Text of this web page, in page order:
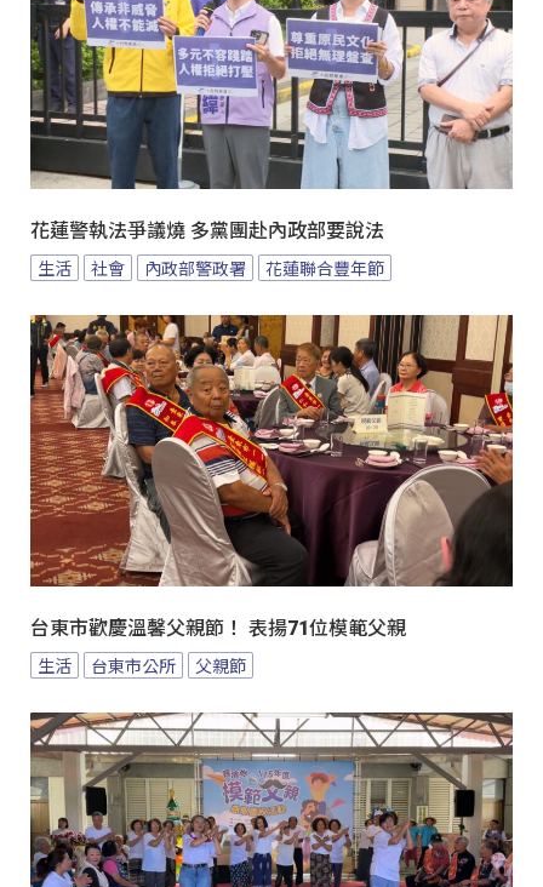
花蓮警執法爭議燒 多黨團赴內政部要說法
生活 社會 內政部警政署 花蓮聯合豐年節
台東市歡慶溫馨父親節！ 表揚71位模範父親
生活 台東市公所 父親節